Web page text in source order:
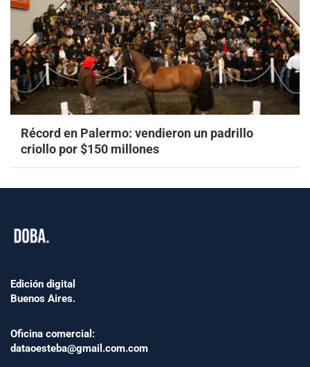
Récord en Palermo: vendieron un padrillo
criollo por $150 millones
Edición digital
Buenos Aires.
Oficina comercial:
dataoesteba@gmail.com.com